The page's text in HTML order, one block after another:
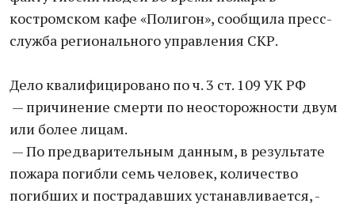
костромском кафе «Полигон», сообщила пресс-
служба регионального управления СКР.
Дело квалифицировано по ч. 3 ст. 109 УК РФ
— причинение смерти по неосторожности двум
или более лицам.
— По предварительным данным, в результате
пожара погибли семь человек, количество
погибших и пострадавших устанавливается, -